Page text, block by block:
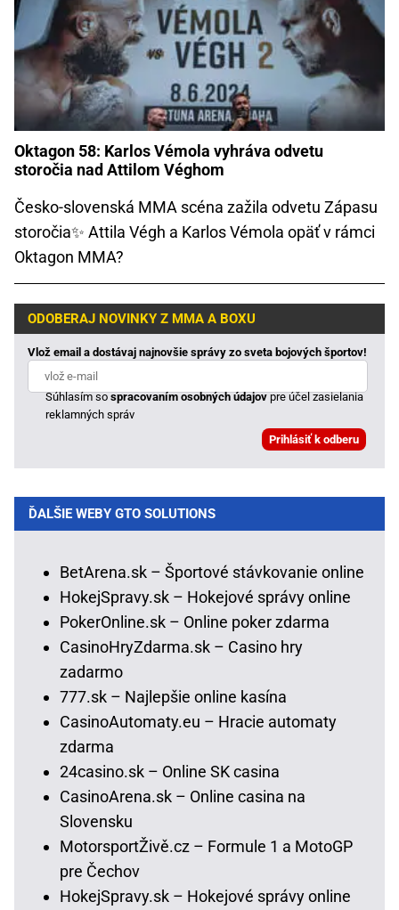
Oktagon 58: Karlos Vémola vyhráva odvetu
storočia nad Attilom Véghom
Česko-slovenská MMA scéna zažila odvetu Zápasu
storočia✨ Attila Végh a Karlos Vémola opäť v rámci
Oktagon MMA?
ODOBERAJ NOVINKY Z MMA A BOXU
Vlož email a dostávaj najnovšie správy zo sveta bojových športov!
Súhlasím sospracovaním osobných údajovpre účel zasielania
reklamných správ
ĎALŠIE WEBY GTO SOLUTIONS
BetArena.sk – Športové stávkovanie online
HokejSpravy.sk – Hokejové správy online
PokerOnline.sk – Online poker zdarma
CasinoHryZdarma.sk – Casino hry
zadarmo
777.sk – Najlepšie online kasína
CasinoAutomaty.eu – Hracie automaty
zdarma
24casino.sk – Online SK casina
CasinoArena.sk – Online casina na
Slovensku
MotorsportŽivě.cz – Formule 1 a MotoGP
pre Čechov
HokejSpravy.sk – Hokejové správy online